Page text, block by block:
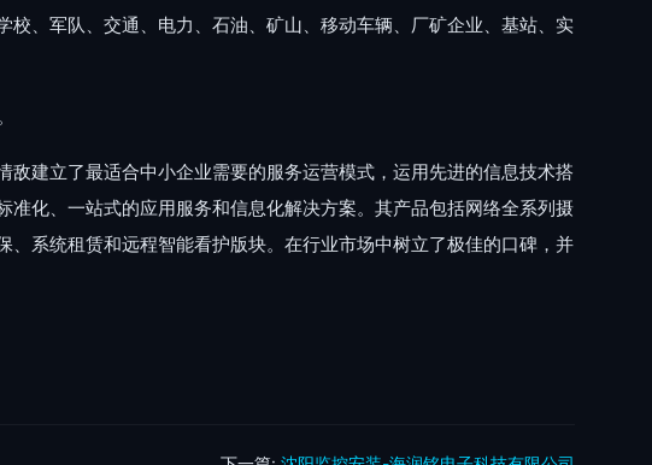
、军队、交通、电力、石油、矿山、移动车辆、厂矿企业、基站、实
建立了最适合中小企业需要的服务运营模式，运用先进的信息技术搭
化、一站式的应用服务和信息化解决方案。其产品包括网络全系列摄
系统租赁和远程智能看护版块。在行业市场中树立了极佳的口碑，并